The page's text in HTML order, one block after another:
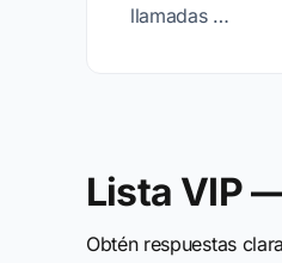
llamadas …
Lista VIP
Obtén respuestas